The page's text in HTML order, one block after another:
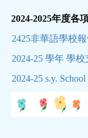
2024-2025年度各
2425非華語學校
2024-25 學年 學
2024-25 s.y.